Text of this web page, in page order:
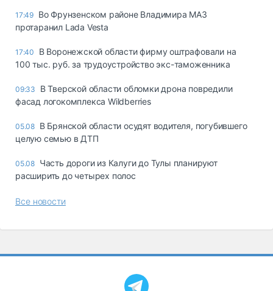
17:49 Во Фрунзенском районе Владимира МАЗ
протаранил Lada Vesta
17:40
В Воронежской области фирму оштрафовали на
100 тыс. руб. за трудоустройство экс-таможенника
09:33
В Тверской области обломки дрона повредили
фасад логокомплекса Wildberries
05.08 В Брянской области осудят водителя, погубившего
целую семью в ДТП
05.08 Часть дороги из Калуги до Тулы планируют
расширить до четырех полос
Все новости